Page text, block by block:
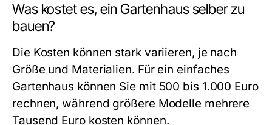
Was kostet es, ein Gartenhaus selber zu
bauen?
Die Kosten können stark variieren, je nach
Größe und Materialien. Für ein einfaches
Gartenhaus können Sie mit 500 bis 1.000 Euro
rechnen, während größere Modelle mehrere
Tausend Euro kosten können.